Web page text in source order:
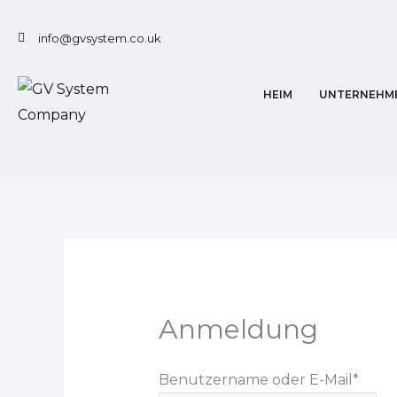
Inhaltinfo@gvsystem.co.uk
HEIM
Anmeldung
Benutzername oder E-Mail *